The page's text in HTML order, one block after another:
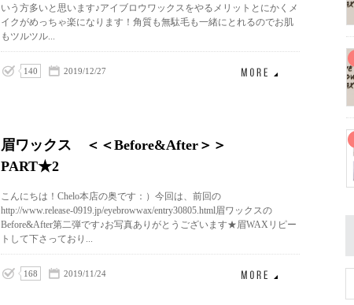
いう方多いと思います♪アイブロウワックスをやるメリットとにかくメ
イクがめっちゃ楽になります！角質も無駄毛も一緒にとれるのでお肌
もツルツル...
140 2019/12/27
眉ワックス ＜＜Before&After＞＞
PART★2
こんにちは！Chelo本店の奥です：）今回は、前回の
http://www.release-0919.jp/eyebrowwax/entry30805.html眉ワックスの
Before&After第二弾です♪お写真ありがとうございます★眉WAXリピー
トして下さっており...
168 2019/11/24